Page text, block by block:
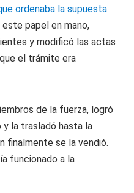
ordenaba la supuesta
este papel en mano,
y modificó las actas
el trámite era
de la fuerza, logró
y la trasladó hasta la
finalmente se la vendió.
funcionado a la